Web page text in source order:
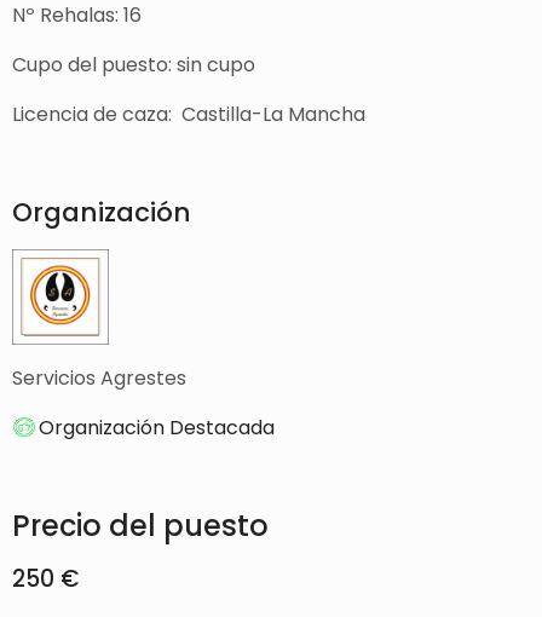
Nº Rehalas: 16
Cupo del puesto: sin cupo
Licencia de caza: Castilla-La Mancha
Organización
Servicios Agrestes
Organización Destacada
Precio del puesto
250 €